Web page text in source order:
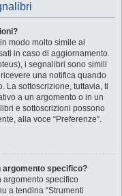
modo molto simile ai
in caso di aggiornamento.
i segnalibri sono simili
una notifica quando
La sottoscrizione, tuttavia, ti
a un argomento o in un
e sottoscrizioni possono
alla voce “Preferenze”.
argomento specifico?
argomento specifico
a tendina “Strumenti